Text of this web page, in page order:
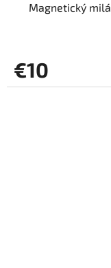
Magnetický
€10